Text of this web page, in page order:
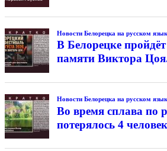
Новости Белорецка на русском
В Белорецке
памяти Виктора
Новости Белорецка на русском
Во время сплава по
потерялось 4